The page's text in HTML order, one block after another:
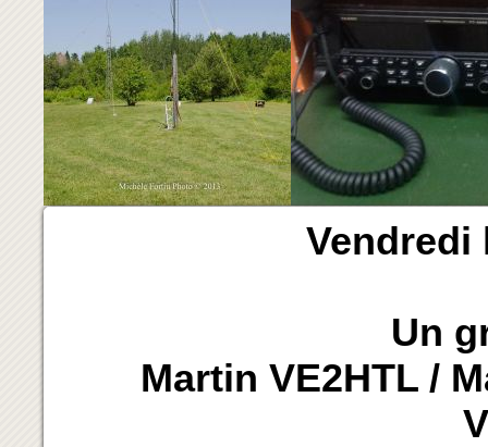
Vendredi
Un
Martin VE2HTL /